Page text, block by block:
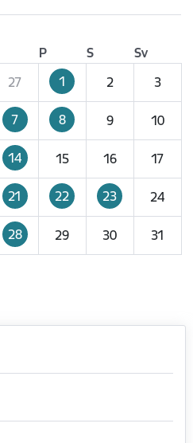
P S
Sv
27 1 2 3
7 8 9 10
14 15 16 17
21 22 23 24
28 29 30 31